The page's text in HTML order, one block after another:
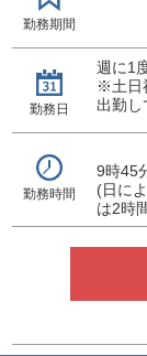
勤務期間
勤務日
週に1
※土日
出勤し
勤務時間
9時45
(日に
は2時